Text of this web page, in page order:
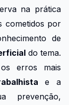
na prática
cometidos por
de
do tema.
erros mais
e a
prevenção,